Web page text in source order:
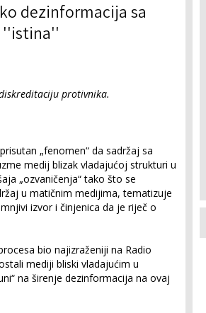
dezinformacija sa
''istina''
protivnika.
„fenomen“ da sadržaj sa
medij blizak vladajućoj strukturi u
„ozvaničenja“ tako što se
u matičnim medijima, tematizuje
izvor i činjenica da je riječ o
bio najizraženiji na Radio
mediji bliski vladajućim u
na širenje dezinformacija na ovaj